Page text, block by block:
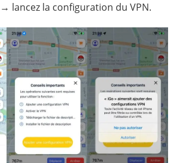
lancez la configuration du VPN.